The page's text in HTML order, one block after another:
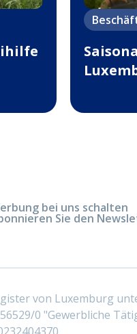
bei uns schalten
Sie den
von Luxemburg
0 "Gewerbliche